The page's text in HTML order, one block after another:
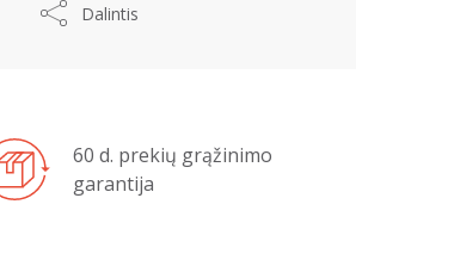
Dalintis
60 d. prekių grąžinimo
garantija